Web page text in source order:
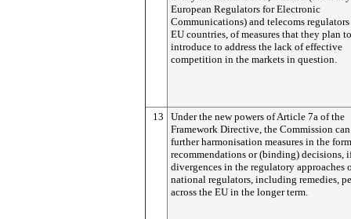
European Regulators for Electronic
Communications) and telecoms
EU countries, of measures that they plan to
introduce to address the lack of effective
competition in the markets in question.
13
Under the new powers of Article 7a of the
Framework Directive, the Commission
further harmonisation measures in the
recommendations or (binding) decisions,
divergences in the regulatory approaches
national regulators, including remedies,
across the EU in the longer term.